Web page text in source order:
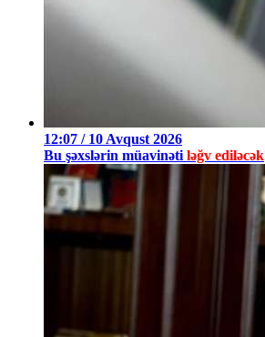
12:07 / 10 Avqust 2026
Bu şəxslərin müavinəti ləğv ediləcək